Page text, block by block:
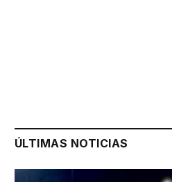
ÚLTIMAS NOTICIAS